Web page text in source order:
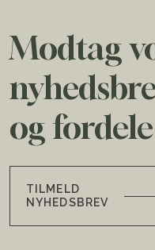
Modtag
og fordele
TILMELD
NYHEDSBREV